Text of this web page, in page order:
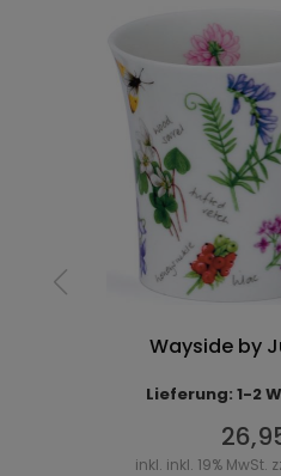
Wayside by
Lieferung: 1-2
inkl. inkl. 19% MwSt.